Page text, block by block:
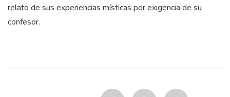
relato de sus experiencias místicas por exigencia de su
confesor.